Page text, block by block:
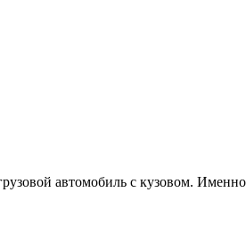
автомобиль с кузовом.